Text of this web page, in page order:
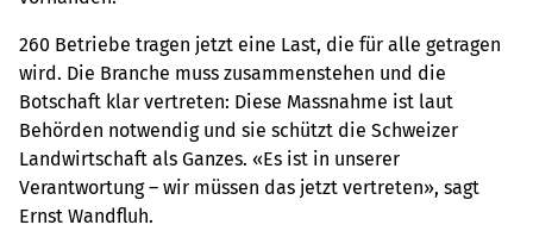
260 Betriebe tragen jetzt eine Last, die für alle getragen
wird. Die Branche muss zusammenstehen und die
Botschaft klar vertreten: Diese Massnahme ist laut
Behörden notwendig und sie schützt die Schweizer
Landwirtschaft als Ganzes. «Es ist in unserer
Verantwortung – wir müssen das jetzt vertreten», sagt
Ernst Wandfluh.